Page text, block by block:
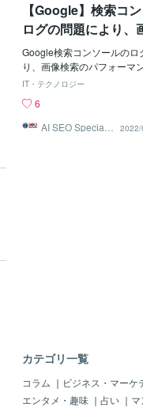
【Google】検索コ
ログの問題により、
のパフォーマンスデ
下する可能性があり
Google検索コンソールのロ
り、画像検索のパフォーマ
低下する可能性があります
め、レポートでこの点に注
い。2022年1月24日以降、
中、Googleは、Googleの
は、検索会社が「この問題
組んでいる」と述べた。
影響はありません。Google
題はログの問題のみである
しました。グーグルは、「
IT・テクノロジー
6
AI SEO Specialis
2022/
カテゴリ一覧
コラム ｜ ビジネス・マーケ
エンタメ・趣味 ｜ 占い ｜